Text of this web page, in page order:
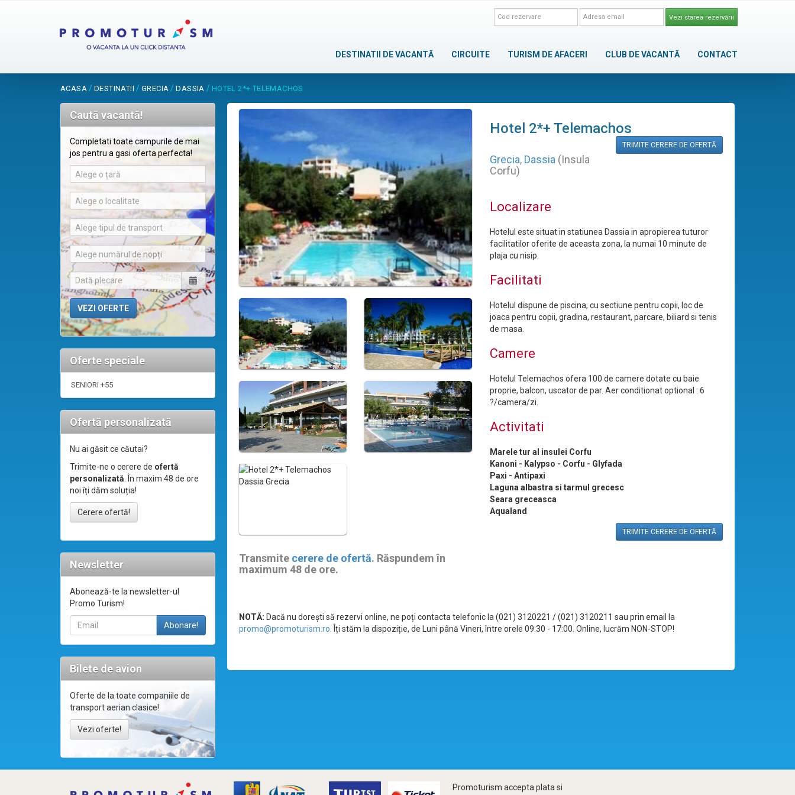
Vezi starea rezervării
DESTINATII DE VACANTĂ CIRCUITE TURISM DE AFACERI CLUB DE VACANTĂ CONTACT
ACASA / DESTINATII / GRECIA /DASSIA / HOTEL 2*+ TELEMACHOS
Caută vacantă!
Completati toate campurile de mai
jos pentru a gasi oferta perfecta!
Alege o țară
Alege o localitate
Alege tipul de transport
Alege numărul de nopți
Oferte speciale
SENIORI +55
Ofertă personalizată
Nu ai găsit ce căutai?
Trimite-ne o cerere de ofertă
personalizată. În maxim 48 de ore
noi îți dăm soluția!
Cerere ofertă!
Newsletter
Abonează-te la newsletter-ul
Promo Turism!
Bilete de avion
Oferte de la toate companiile de
transport aerian clasice!
Vezi oferte!
Transmite cerere de ofertă. Răspundem în
maximum 48 de ore.
Hotel 2*+ Telemachos
TRIMITE CERERE DE OFERTĂ
Grecia, Dassia (Insula
Corfu)
Localizare
Hotelul este situat in statiunea Dassia in apropierea tuturor
facilitatilor oferite de aceasta zona, la numai 10 minute de
plaja cu nisip.
Facilitati
Hotelul dispune de piscina, cu sectiune pentru copii, loc de
joaca pentru copii, gradina, restaurant, parcare, biliard si tenis
de masa.
Camere
Hotelul Telemachos ofera 100 de camere dotate cu baie
proprie, balcon, uscator de par. Aer conditionat optional : 6
?/camera/zi.
Activitati
Marele tur al insulei Corfu
Kanoni - Kalypso - Corfu - Glyfada
Paxi - Antipaxi
Laguna albastra si tarmul grecesc
Seara greceasca
Aqualand
TRIMITE CERERE DE OFERTĂ
NOTĂ: Dacă nu dorești să rezervi online, ne poți contacta telefonic la (021) 3120221 / (021) 3120211 sau prin email la
promo@promoturism.ro. Îți stăm la dispoziție, de Luni până Vineri, între orele 09:30 - 17:00. Online, lucrăm NON-STOP!
Promoturism accepta plata si